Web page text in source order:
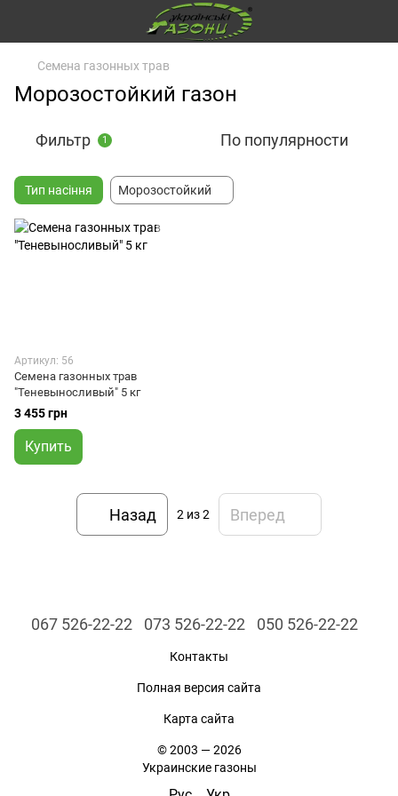
Семена газонных трав
Морозостойкий газон
Фильтр 1 По популярности
Тип насіння Морозостойкий
Артикул: 56
Семена газонных трав
"Теневыносливый" 5 кг
3 455 грн
Купить
Назад 2 из 2 Вперед
067 526-22-22 073 526-22-22 050 526-22-22
Контакты
Полная версия сайта
Карта сайта
© 2003 — 2026
Украинские газоны